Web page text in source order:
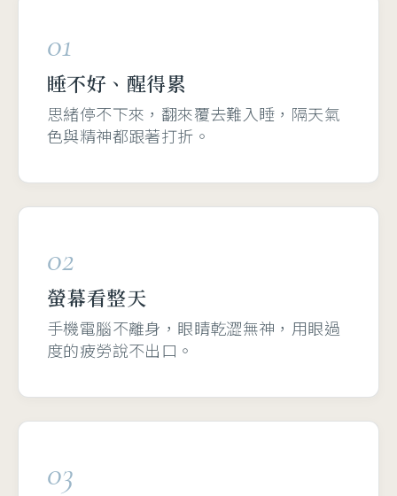
01
睡不好、醒得累
思緒停不下來，翻來覆去難入睡，隔天氣
色與精神都跟著打折。
02
螢幕看整天
手機電腦不離身，眼睛乾澀無神，用眼過
度的疲勞說不出口。
03